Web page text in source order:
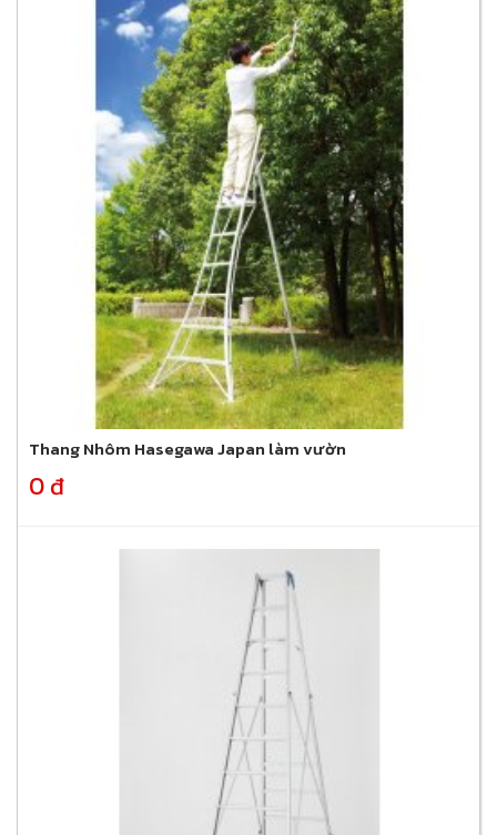
Thang Nhôm Hasegawa Japan làm vườn
0 đ